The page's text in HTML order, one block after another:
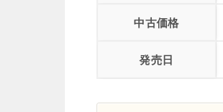
中古価格
発売日